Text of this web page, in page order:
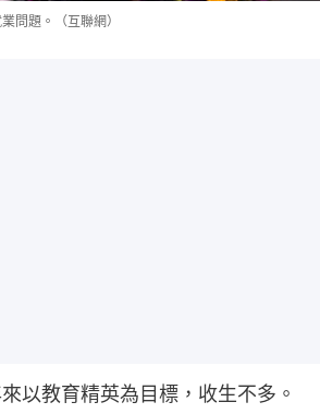
問題。（互聯網）
以教育精英為目標，收生不多。